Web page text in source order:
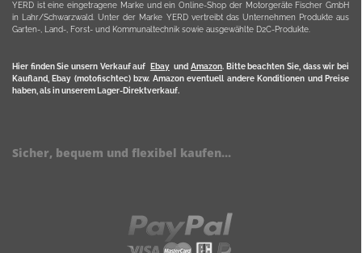
YERD ist eine eingetragene Marke und ein Online-Shop der Motorgeräte Fischer GmbH
in Lahr/Schwarzwald. Unter der Marke YERD vertreibt das Unternehmen Produkte aus
Garten-, Land-, Forst- und Kommunaltechnik sowie ausgewählte D2C-Produkte.
Hier finden Sie unsern Verkauf auf Ebayund Amazon. Bitte beachten Sie, dass wir bei
Kaufland, Ebay (motofischtec) bzw. Amazon eventuell andere Konditionen und Preise
haben, als in unserem Lager-Direktverkauf.
Sicher, bequem und flexibel kaufen...